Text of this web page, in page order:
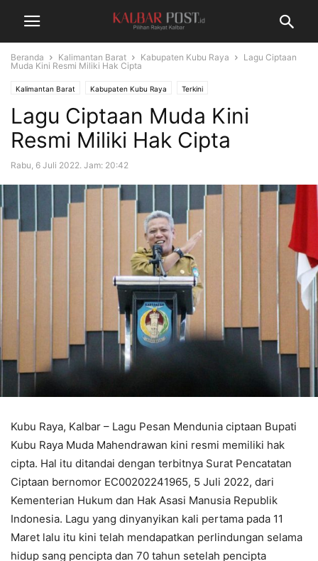
Beranda Kalimantan Barat Kabupaten Kubu Raya
Lagu Ciptaan
Muda Kini Resmi Miliki Hak Cipta
Kalimantan Barat Kabupaten Kubu Raya Terkini
Lagu Ciptaan Muda Kini
Resmi Miliki Hak Cipta
Rabu, 6 Juli 2022. Jam: 20:42
Kubu Raya, Kalbar – Lagu Pesan Mendunia ciptaan Bupati
Kubu Raya Muda Mahendrawan kini resmi memiliki hak
cipta. Hal itu ditandai dengan terbitnya Surat Pencatatan
Ciptaan bernomor EC00202241965, 5 Juli 2022, dari
Kementerian Hukum dan Hak Asasi Manusia Republik
Indonesia. Lagu yang dinyanyikan kali pertama pada 11
Maret lalu itu kini telah mendapatkan perlindungan selama
hidup sang pencipta dan 70 tahun setelah pencipta